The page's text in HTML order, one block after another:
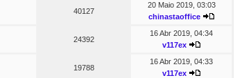
40127
20 Maio 2019, 03:03
chinastaoffice
24392
16 Abr 2019, 04:34
v117ex
19788
16 Abr 2019, 04:33
v117ex